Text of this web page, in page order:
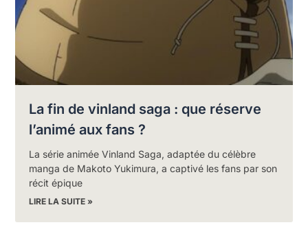
La fin de vinland saga : que réserve
l’animé aux fans ?
La série animée Vinland Saga, adaptée du célèbre
manga de Makoto Yukimura, a captivé les fans par son
récit épique
LIRE LA SUITE »